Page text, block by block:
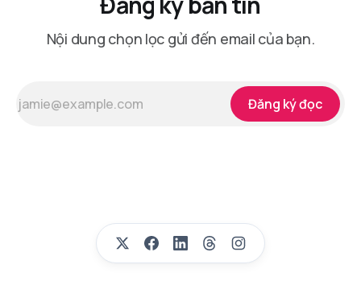
Nội dung chọn lọc gửi đến email của bạn.
Đăng ký đọc